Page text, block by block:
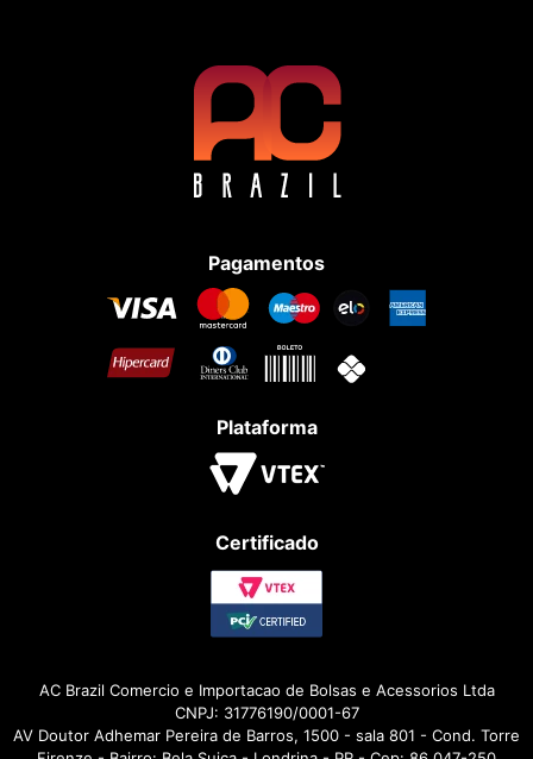
Pagamentos
Plataforma
Certificado
AC Brazil Comercio e Importacao de Bolsas e Acessorios Ltda
CNPJ: 31776190/0001-67
AV Doutor Adhemar Pereira de Barros, 1500 - sala 801 - Cond. Torre